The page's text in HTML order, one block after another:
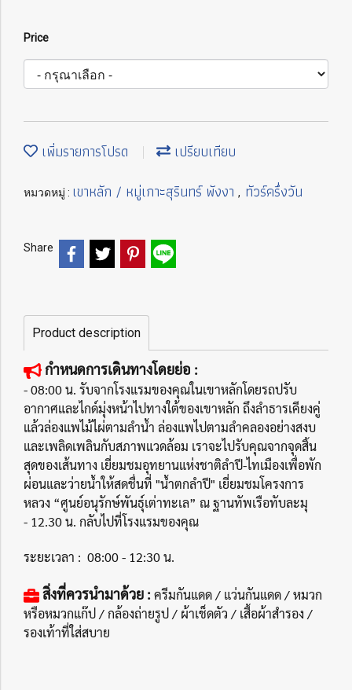
Price
เพิ่มรายการโปรด เปรียบเทียบ
หมวดหมู่ : เขาหลัก / หมู่เกาะสุรินทร์ พังงา , ทัวร์ครึ่งวัน
Share
Product description
กำหนดการเดินทางโดยย่อ :
- 08:00 น. รับจากโรงแรมของคุณในเขาหลักโดยรถปรับ
อากาศและไกด์มุ่งหน้าไปทางใต้ของเขาหลัก ถึงลำธารเคียงคู่
แล้วล่องแพไม้ไผ่ตามลำน้ำ ล่องแพไปตามลำคลองอย่างสงบ
และเพลิดเพลินกับสภาพแวดล้อม เราจะไปรับคุณจากจุดสิ้น
สุดของเส้นทาง เยี่ยมชมอุทยานแห่งชาติลำปี-ไทเมืองเพื่อพัก
ผ่อนและว่ายน้ำให้สดชื่นที่ "น้ำตกลำปี" เยี่ยมชมโครงการ
หลวง “ศูนย์อนุรักษ์พันธุ์เต่าทะเล” ณ ฐานทัพเรือทับละมุ
- 12.30 น. กลับไปที่โรงแรมของคุณ
ระยะเวลา : 08:00 - 12:30 น.
สิ่งที่ควรนำมาด้วย : ครีมกันแดด / แว่นกันแดด / หมวก
หรือหมวกแก๊ป / กล้องถ่ายรูป / ผ้าเช็ดตัว / เสื้อผ้าสำรอง /
รองเท้าที่ใส่สบาย